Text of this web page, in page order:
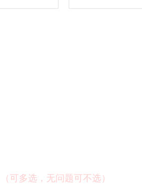
（可多选，无问题可不选）